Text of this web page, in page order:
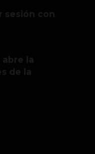
sesión con
abre la
de la